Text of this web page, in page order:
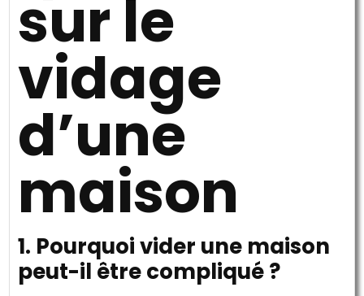
sur le
vidage
d’une
maison
1. Pourquoi vider une maison
peut-il être compliqué ?